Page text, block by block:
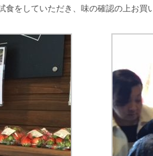
をしていただき、味の確認の上お買